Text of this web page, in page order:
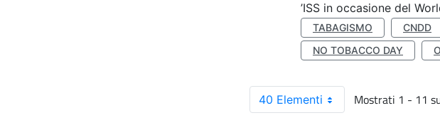
’ISS in occasione del
TABAGISMO CNDD
NO TOBACCO DAY
40 Elementi Mostrati 1 - 11